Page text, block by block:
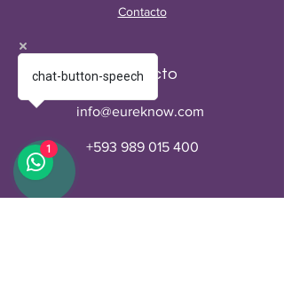
Contacto
Contacto
info@eureknow.com
+593 989 015 400
chat-button-speech
1